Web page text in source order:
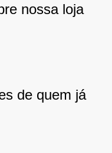
nossa loja
de quem já